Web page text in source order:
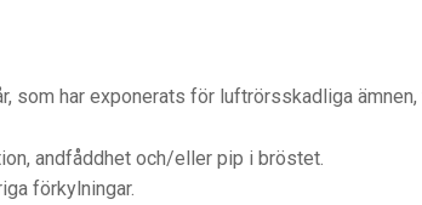
som har exponerats för luftrörsskadliga
andfåddhet och/eller pip i bröstet.
förkylningar.